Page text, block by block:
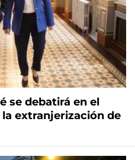
se debatirá en el
extranjerización de